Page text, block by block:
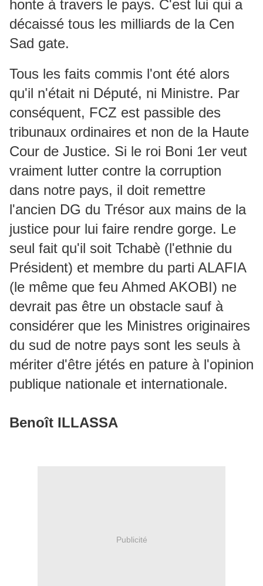
honte à travers le pays. C'est lui qui a
décaissé tous les milliards de la Cen
Sad gate.
Tous les faits commis l'ont été alors
qu'il n'était ni Député, ni Ministre. Par
conséquent, FCZ est passible des
tribunaux ordinaires et non de la Haute
Cour de Justice. Si le roi Boni 1er veut
vraiment lutter contre la corruption
dans notre pays, il doit remettre
l'ancien DG du Trésor aux mains de la
justice pour lui faire rendre gorge. Le
seul fait qu'il soit Tchabè (l'ethnie du
Président) et membre du parti ALAFIA
(le même que feu Ahmed AKOBI) ne
devrait pas être un obstacle sauf à
considérer que les Ministres originaires
du sud de notre pays sont les seuls à
mériter d'être jétés en pature à l'opinion
publique nationale et internationale.
Benoît ILLASSA
Publicité